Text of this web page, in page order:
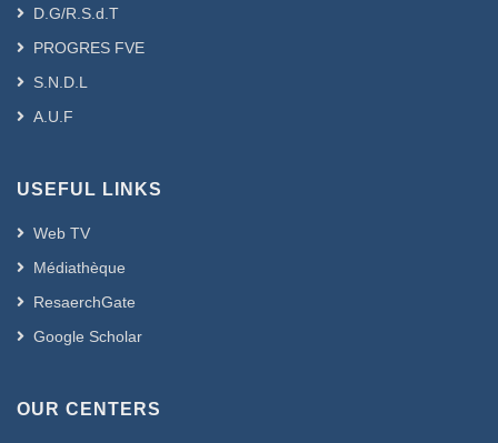
D.G/R.S.d.T
PROGRES FVE
S.N.D.L
A.U.F
USEFUL LINKS
Web TV
Médiathèque
ResaerchGate
Google Scholar
OUR CENTERS